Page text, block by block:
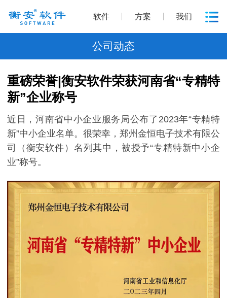
软件 方案 我们
公司动态
重磅荣誉|衡安软件荣获河南省“专精特
新”企业称号
近日，河南省中小企业服务局公布了2023年“专精特
新”中小企业名单。很荣幸，郑州金恒电子技术有限公
司（衡安软件）名列其中，被授予“专精特新中小企
业”称号。